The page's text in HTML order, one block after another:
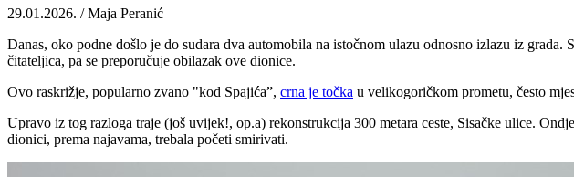
29.01.2026. / Maja Peranić
Danas, oko podne došlo je do sudara dva automobila na istočnom ulazu odnosno izlazu iz
čitateljica, pa se preporučuje obilazak ove dionice.
Ovo raskrižje, popularno zvano "kod Spajića”, crna je točka u velikogoričkom prometu, često
Upravo iz tog razloga traje (još uvijek!, op.a) rekonstrukcija 300 metara ceste, Sisačke ulice.
dionici, prema najavama, trebala početi smirivati.